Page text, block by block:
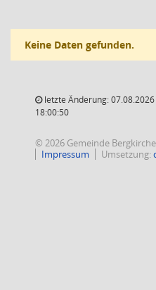
Keine Daten gefunden.
letzte Änderung: 07.08.2026
18:00:50
© 2026 Gemeinde
Impressum
Umsetzung: